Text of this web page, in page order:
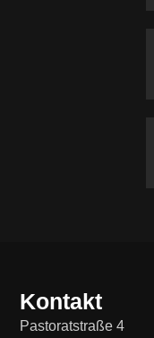
Kontakt
Pastoratstraße 4